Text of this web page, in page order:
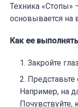
Техника «Стопы»
основывается на
Как ее
Закройте
Например, на
Почувствуйте,